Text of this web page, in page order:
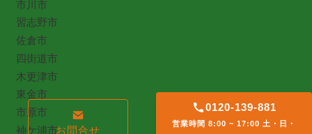
市川市
習志野市
佐倉市
四街道市
木更津市
東金市
市原市
袖ケ浦市お問合せ
0120-139-881
営業時間 8:00 ~ 17:00 土・日・